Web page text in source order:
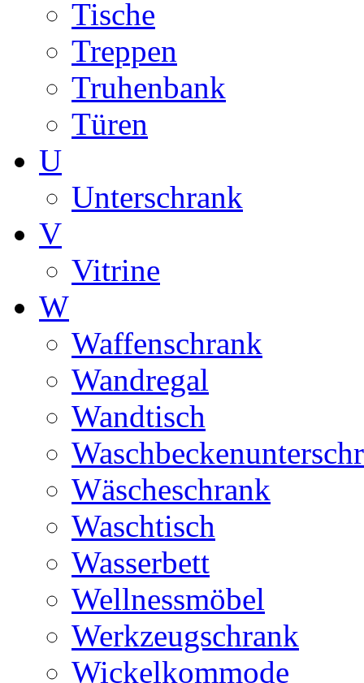
Tische
Treppen
Truhenbank
Türen
U
Unterschrank
V
Vitrine
W
Waffenschrank
Wandregal
Wandtisch
Wäscheschrank
Waschtisch
Wasserbett
Wellnessmöbel
Werkzeugschrank
Wickelkommode